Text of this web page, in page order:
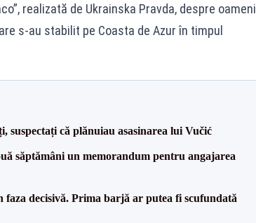
realizată de Ukrainska Pravda, despre oameni
s-au stabilit pe Coasta de Azur în timpul
că plănuiau asasinarea lui Vučić
săptămâni un memorandum pentru angajarea
decisivă. Prima barjă ar putea fi scufundată